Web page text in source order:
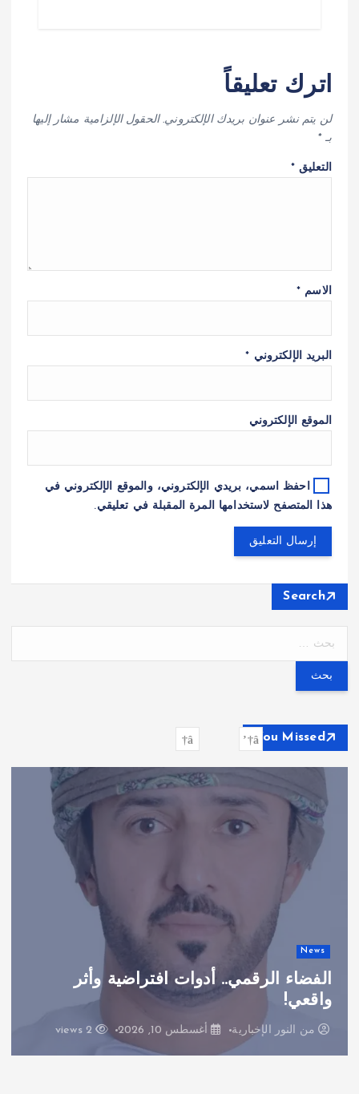
اترك تعليقاً
لن يتم نشر عنوان بريدك الإلكتروني. الحقول الإلزامية مشار إليها
بـ*
التعليق*
الاسم *
البريد الإلكتروني *
الموقع الإلكتروني
احفظ اسمي، بريدي الإلكتروني، والموقع الإلكتروني في
هذا المتصفح لاستخدامها المرة المقبلة في تعليقي.
Search
ح
ع
You Missed
News
الفضاء الرقمي.. أدوات افتراضية وأثر
واقعي!
من النور الإخبارية أغسطس 10, 2026 2 views